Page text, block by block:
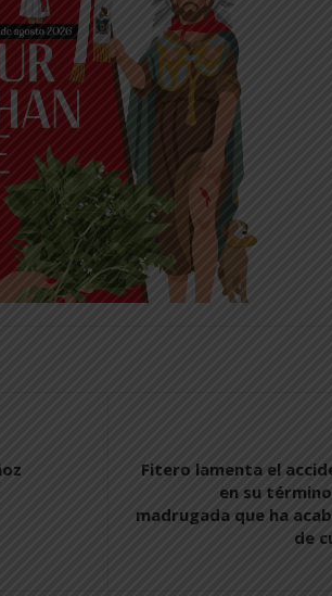
Fitero lamenta el
en su
madrugada que ha
de